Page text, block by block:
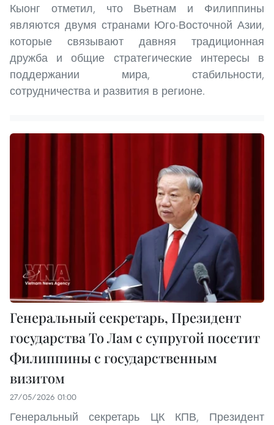
Кыонг отметил, что Вьетнам и Филиппины
являются двумя странами Юго-Восточной Азии,
которые связывают давняя традиционная
дружба и общие стратегические интересы в
поддержании мира, стабильности,
сотрудничества и развития в регионе.
Генеральный секретарь, Президент
государства То Лам с супругой посетит
Филиппины с государственным
визитом
27/05/2026 01:00
Генеральный секретарь ЦК КПВ, Президент